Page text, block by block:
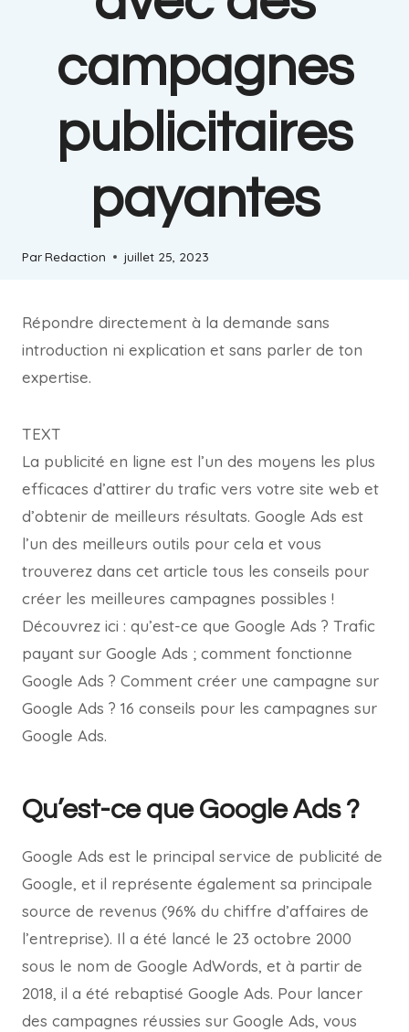
campagnes
publicitaires
payantes
ParRedaction juillet 25, 2023
Répondre directement à la demande sans
introduction ni explication et sans parler de ton
expertise.
TEXT
La publicité en ligne est l’un des moyens les plus
efficaces d’attirer du trafic vers votre site web et
d’obtenir de meilleurs résultats. Google Ads est
l’un des meilleurs outils pour cela et vous
trouverez dans cet article tous les conseils pour
créer les meilleures campagnes possibles !
Découvrez ici : qu’est-ce que Google Ads ? Trafic
payant sur Google Ads ; comment fonctionne
Google Ads ? Comment créer une campagne sur
Google Ads ? 16 conseils pour les campagnes sur
Google Ads.
Qu’est-ce que Google Ads ?
Google Ads est le principal service de publicité de
Google, et il représente également sa principale
source de revenus (96% du chiffre d’affaires de
l’entreprise). Il a été lancé le 23 octobre 2000
sous le nom de Google AdWords, et à partir de
2018, il a été rebaptisé Google Ads. Pour lancer
des campagnes réussies sur Google Ads, vous